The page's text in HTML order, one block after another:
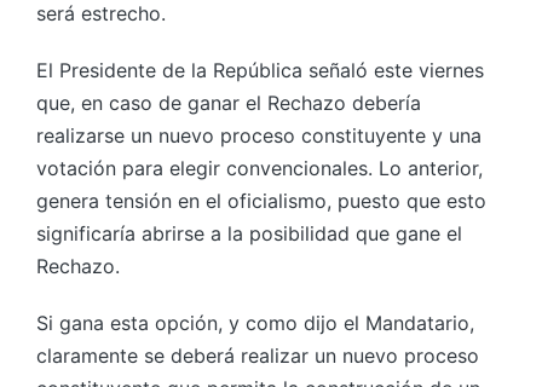
será estrecho.
El Presidente de la República señaló este viernes
que, en caso de ganar el Rechazo debería
realizarse un nuevo proceso constituyente y una
votación para elegir convencionales. Lo anterior,
genera tensión en el oficialismo, puesto que esto
significaría abrirse a la posibilidad que gane el
Rechazo.
Si gana esta opción, y como dijo el Mandatario,
claramente se deberá realizar un nuevo proceso